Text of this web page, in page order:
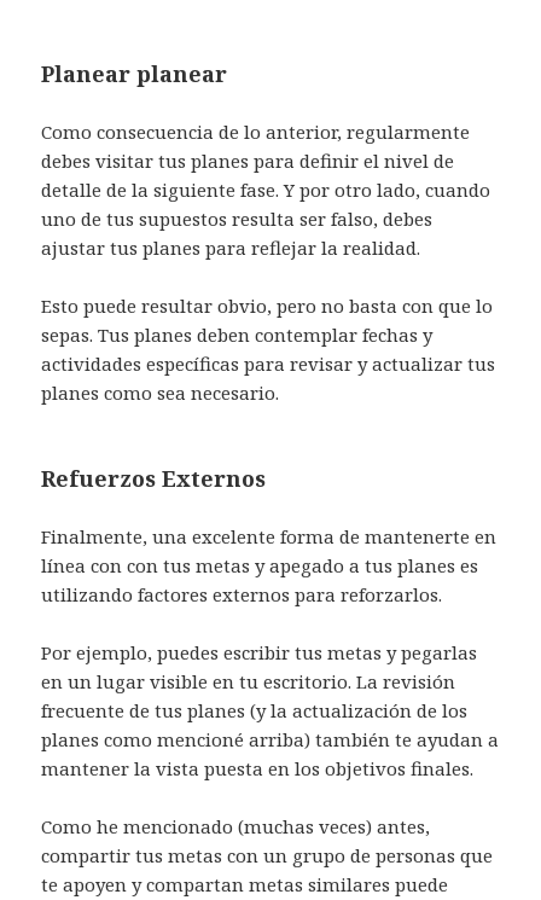
Planear planear
Como consecuencia de lo anterior, regularmente
debes visitar tus planes para definir el nivel de
detalle de la siguiente fase. Y por otro lado, cuando
uno de tus supuestos resulta ser falso, debes
ajustar tus planes para reflejar la realidad.
Esto puede resultar obvio, pero no basta con que lo
sepas. Tus planes deben contemplar fechas y
actividades específicas para revisar y actualizar tus
planes como sea necesario.
Refuerzos Externos
Finalmente, una excelente forma de mantenerte en
línea con con tus metas y apegado a tus planes es
utilizando factores externos para reforzarlos.
Por ejemplo, puedes escribir tus metas y pegarlas
en un lugar visible en tu escritorio. La revisión
frecuente de tus planes (y la actualización de los
planes como mencioné arriba) también te ayudan a
mantener la vista puesta en los objetivos finales.
Como he mencionado (muchas veces) antes,
compartir tus metas con un grupo de personas que
te apoyen y compartan metas similares puede